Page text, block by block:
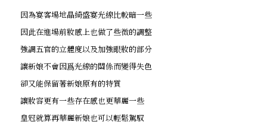
因為宴客場地晶綺盛宴光線比較暗一些
因此在進場前妝感上也做了些微的調整
強調五官的立體度以及加強眼妝的部分
讓新娘不會因爲光線的關係而變得失色
卻又能保留著新娘原有的特質
讓妝容更有一些存在感也更華麗一些
皇冠就算再華麗新娘也可以輕鬆駕馭